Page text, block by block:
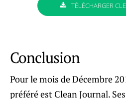
TÉLÉCHARGER
Conclusion
Pour le mois de Décembre
préféré est Clean Journal.